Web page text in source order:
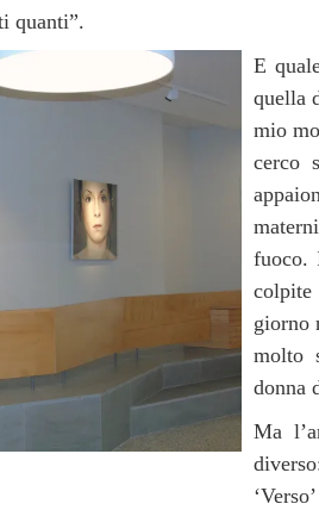
quanti”.
E
quella
mio
cerco
fuoco.
colpite
giorno
molto
donna
Ma